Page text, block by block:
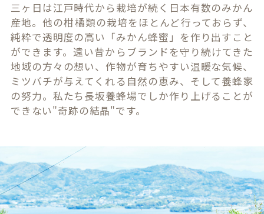
三ヶ日は江戸時代から栽培が続く日本有数のみかん
産地。他の柑橘類の栽培をほとんど行っておらず、
純粋で透明度の高い「みかん蜂蜜」を作り出すこと
ができます。遠い昔からブランドを守り続けてきた
地域の方々の想い、作物が育ちやすい温暖な気候、
ミツバチが与えてくれる自然の恵み、そして養蜂家
の努力。私たち長坂養蜂場でしか作り上げることが
できない"奇跡の結晶"です。